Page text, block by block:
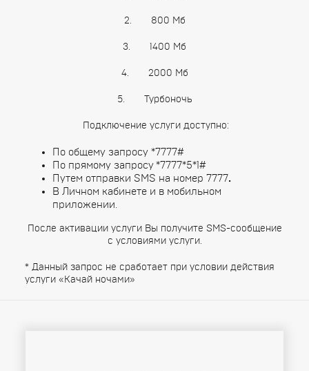
2. 800 Мб
3. 1400 Мб
4. 2000 Мб
5. Турбоночь
Подключение услуги доступно:
По общему запросу *7777#
По прямому запросу *7777*5*1#
Путем отправки SMS на номер 7777.
В Личном кабинете и в мобильном
приложении.
После активации услуги Вы получите SMS-сообщение
с условиями услуги.
* Данный запрос не сработает при условии действия
услуги «Качай ночами»